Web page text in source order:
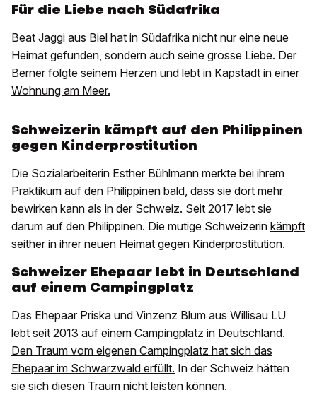
Für die Liebe nach Südafrika
Beat Jaggi aus Biel hat in Südafrika nicht nur eine neue
Heimat gefunden, sondern auch seine grosse Liebe. Der
Berner folgte seinem Herzen und lebt in Kapstadt in einer
Wohnung am Meer.
Schweizerin kämpft auf den Philippinen
gegen Kinderprostitution
Die Sozialarbeiterin Esther Bühlmann merkte bei ihrem
Praktikum auf den Philippinen bald, dass sie dort mehr
bewirken kann als in der Schweiz. Seit 2017 lebt sie
darum auf den Philippinen. Die mutige Schweizerin kämpft
seither in ihrer neuen Heimat gegen Kinderprostitution.
Schweizer Ehepaar lebt in Deutschland
auf einem Campingplatz
Das Ehepaar Priska und Vinzenz Blum aus Willisau LU
lebt seit 2013 auf einem Campingplatz in Deutschland.
Den Traum vom eigenen Campingplatz hat sich das
Ehepaar im Schwarzwald erfüllt. In der Schweiz hätten
sie sich diesen Traum nicht leisten können.